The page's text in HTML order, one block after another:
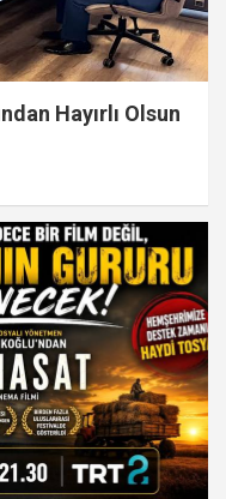
Hayırlı Olsun